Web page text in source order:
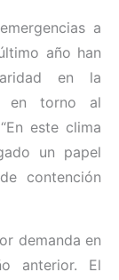
a
año han
en la
en torno al
este clima
un papel
contención
demanda en
anterior. El